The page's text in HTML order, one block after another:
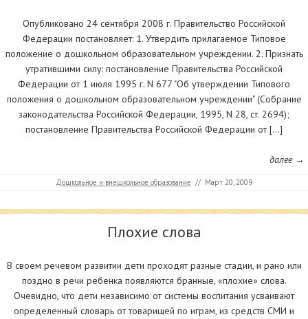
Опубликовано 24 сентября 2008 г. Правительство Российской
Федерации постановляет: 1. Утвердить прилагаемое Типовое
положение о дошкольном образовательном учреждении. 2. Признать
утратившими силу: постановление Правительства Российской
Федерации от 1 июля 1995 г. N 677 "Об утверждении Типового
положения о дошкольном образовательном учреждении" (Собрание
законодательства Российской Федерации, 1995, N 28, ст. 2694);
постановление Правительства Российской Федерации от […]
далее →
Дошкольное и внешкольное образование // Март 20, 2009
Плохие слова
В своем речевом развитии дети проходят разные стадии, и рано или
поздно в речи ребенка появляются бранные, «плохие» слова.
Очевидно, что дети независимо от системы воспитания усваивают
определенный словарь от товарищей по играм, из средств СМИ и